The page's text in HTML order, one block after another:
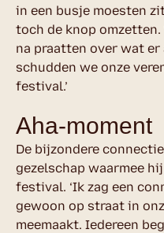
in een busje moesten
toch de knop
na praatten over wat er
schudden we onze
festival.’
Aha-moment
De bijzondere
gezelschap waarmee
festival. ‘Ik zag een
gewoon op straat in
meemaakt. Iedereen